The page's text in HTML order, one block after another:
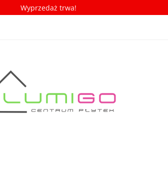
Wyprzedaż trwa!
ABC płytek Nowości